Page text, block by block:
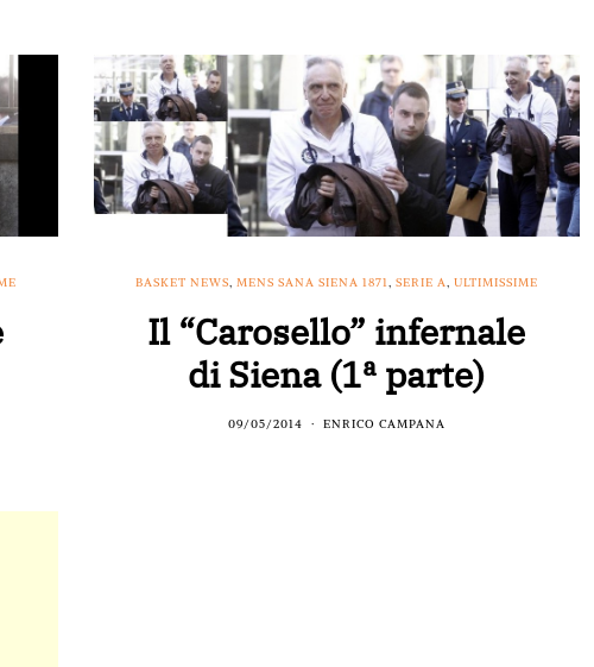
BASKET NEWS, MENS SANA SIENA 1871, SERIE A, ULTIMISSIME
Il “Carosello” infernale
di Siena (1ª parte)
09/05/2014 ENRICO CAMPANA